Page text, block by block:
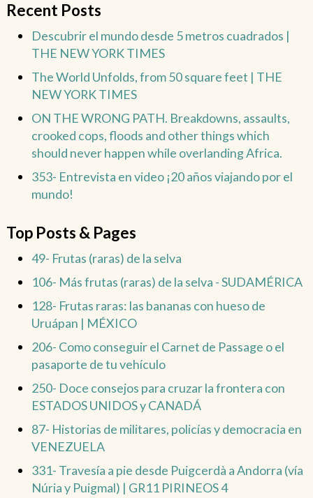
Recent Posts
Descubrir el mundo desde 5 metros cuadrados |
THE NEW YORK TIMES
The World Unfolds, from 50 square feet | THE
NEW YORK TIMES
ON THE WRONG PATH. Breakdowns, assaults,
crooked cops, floods and other things which
should never happen while overlanding Africa.
353- Entrevista en video ¡20 años viajando por el
mundo!
Top Posts & Pages
49- Frutas (raras) de la selva
106- Más frutas (raras) de la selva - SUDAMÉRICA
128- Frutas raras: las bananas con hueso de
Uruápan | MÉXICO
206- Como conseguir el Carnet de Passage o el
pasaporte de tu vehículo
250- Doce consejos para cruzar la frontera con
ESTADOS UNIDOS y CANADÁ
87- Historias de militares, policías y democracia en
VENEZUELA
331- Travesía a pie desde Puigcerdà a Andorra (vía
Núria y Puigmal) | GR11 PIRINEOS 4